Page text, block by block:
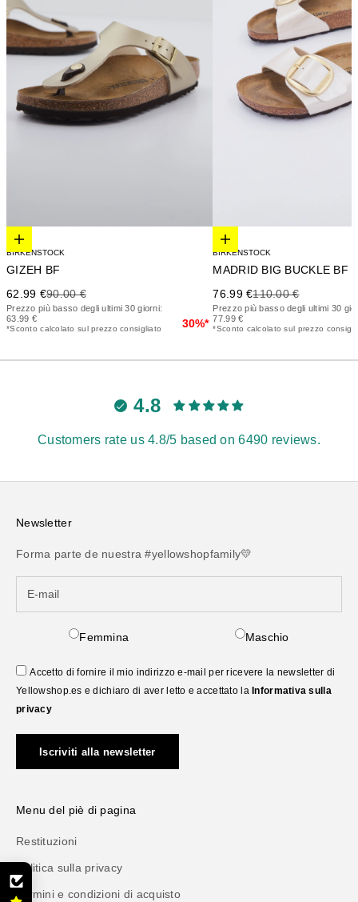
Elige opciones
BIRKENSTOCK
GIZEH BF
Precio de oferta
62.99 €Precio anterior
90.00 €
Prezzo più basso degli ultimi 30 giorni:
63.99 €
*Sconto calcolato sul prezzo consigliato 30%*
Elige opciones
BIRKENSTOCK
Precio de oferta
76.99 €Precio anterior
110.00 €
Prezzo più basso degli ultimi 30
77.99 €
*Sconto calcolato sul prezzo
4.8
Customers rate us 4.8/5 based on 6490 reviews.
Newsletter
Forma parte de nuestra #yellowshopfamily💛
Femmina Maschio
Accetto di fornire il mio indirizzo e-mail per ricevere la newsletter di
Yellowshop.es e dichiaro di aver letto e accettato la Informativa sulla
privacy
Iscriviti alla newsletter
Menu del piè di pagina
Restituzioni
Politica sulla privacy
Termini e condizioni di acquisto